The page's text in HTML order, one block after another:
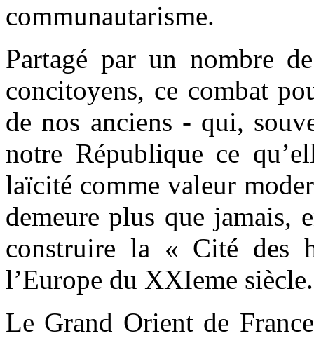
communautarisme.
Partagé par un nombre
concitoyens, ce combat
de nos anciens - qui,
notre République ce
laïcité comme valeur
demeure plus que
construire la « Cité des
l’Europe du XXIeme siècle.
Le Grand Orient de